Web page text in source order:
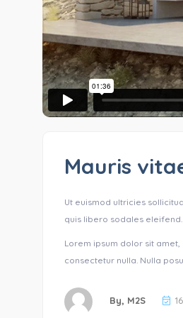
Mauris
Ut euismod ultricies
quis libero sodales
Lorem ipsum dolor sit
consectetur nulla. Nulla
By, M2S